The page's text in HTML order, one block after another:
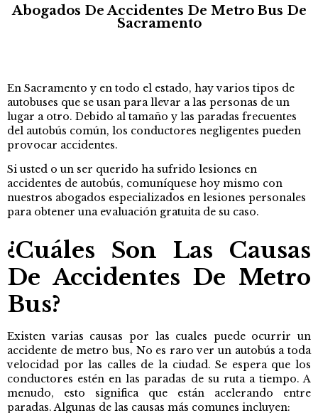
Abogados De Accidentes De Metro Bus De
Sacramento
En Sacramento y en todo el estado, hay varios tipos de
autobuses que se usan para llevar a las personas de un
lugar a otro. Debido al tamaño y las paradas frecuentes
del autobús común, los conductores negligentes pueden
provocar accidentes.
Si usted o un ser querido ha sufrido lesiones en
accidentes de autobús, comuníquese hoy mismo con
nuestros abogados especializados en lesiones personales
para obtener una evaluación gratuita de su caso.
¿Cuáles Son Las Causas
De Accidentes De Metro
Bus?
Existen varias causas por las cuales puede ocurrir un
accidente de metro bus, No es raro ver un autobús a toda
velocidad por las calles de la ciudad. Se espera que los
conductores estén en las paradas de su ruta a tiempo. A
menudo, esto significa que están acelerando entre
paradas. Algunas de las causas más comunes incluyen: